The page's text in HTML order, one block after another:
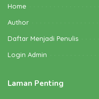
Home
Author
Daftar Menjadi Penulis
Login Admin
Laman Penting